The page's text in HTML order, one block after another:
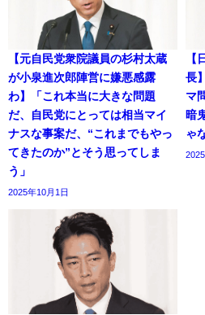
【元自民党衆院議員の杉村太蔵
が小泉進次郎陣営に嫌悪感露
わ】「これ本当に大きな問題
だ、自民党にとっては相当マイ
ナスな事案だ、“これまでもやっ
てきたのか”とそう思ってしま
う」
2025年10月1日
【
長
マ
暗
ゃ